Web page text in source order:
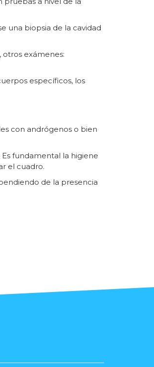
una biopsia de la cavidad
exámenes:
específicos, los
con andrógenos o bien
Es fundamental la higiene
el cuadro.
de la presencia